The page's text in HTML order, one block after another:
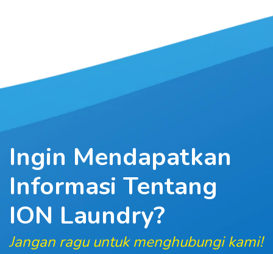
Ingin Mendapatkan
Informasi Tentang
ION Laundry?
Jangan ragu untuk menghubungi kami!